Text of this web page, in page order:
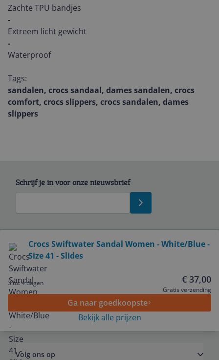
Zachte TPU bandjes
-
Extreem licht gewicht
-
Waterproof
Tags:
sandalen, crocs sandaal, dames sandalen, crocs
comfort, crocs slippers, crocs sandalen, dames
slippers
Crocs Swiftwater Sandal Women - White/Blue -
Size 41 - Slides
3 tot 4 dagen € 37,00
Gratis verzending
Ga naar goedkoopste
Bekijk alle prijzen
Schrijf je in voor onze nieuwsbrief
Service
Algemeen
Volg ons op